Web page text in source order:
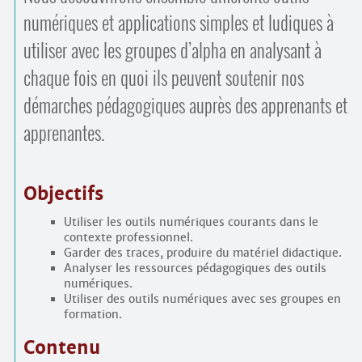
numériques et applications simples et ludiques à
utiliser avec les groupes d’alpha en analysant à
chaque fois en quoi ils peuvent soutenir nos
démarches pédagogiques auprès des apprenants et
apprenantes.
Objectifs
Utiliser les outils numériques courants dans le
contexte professionnel.
Garder des traces, produire du matériel didactique.
Analyser les ressources pédagogiques des outils
numériques.
Utiliser des outils numériques avec ses groupes en
formation.
Contenu